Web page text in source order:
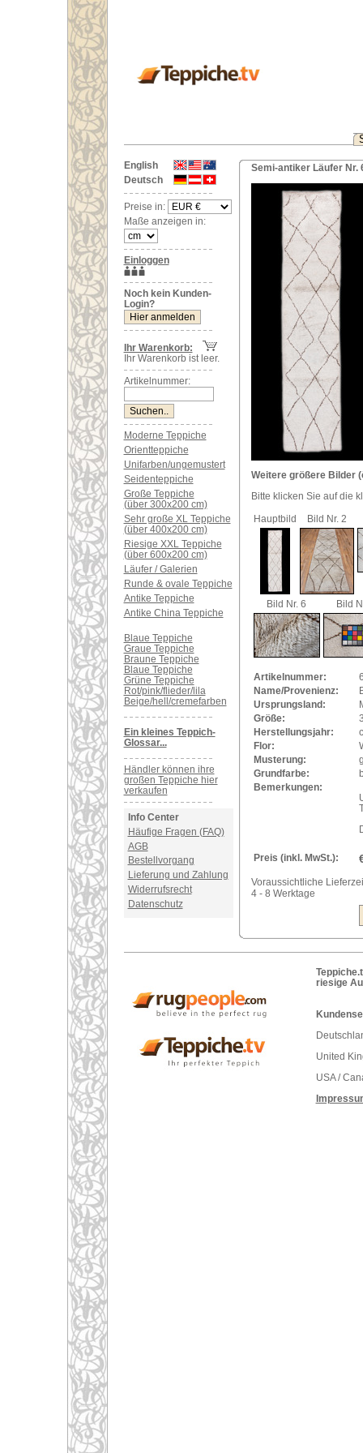
English
Deutsch
Preise in:
Maße anzeigen in:
Einloggen
Noch kein Kunden-
Login?
Ihr Warenkorb:
Ihr Warenkorb ist leer.
Artikelnummer:
Moderne Teppiche
Orientteppiche
Unifarben/ungemustert
Seidenteppiche
Große Teppiche
(über 300x200 cm)
Sehr große XL Teppiche
(über 400x200 cm)
Riesige XXL Teppiche
(über 600x200 cm)
Läufer / Galerien
Runde & ovale Teppiche
Antike Teppiche
Antike China Teppiche
Blaue Teppiche
Graue Teppiche
Braune Teppiche
Blaue Teppiche
Grüne Teppiche
Rot/pink/flieder/lila
Beige/hell/cremefarben
Ein kleines Teppich-
Glossar...
Händler können ihre
großen Teppiche hier
verkaufen
Info Center
Häufige Fragen (FAQ)
AGB
Bestellvorgang
Lieferung und Zahlung
Widerrufsrecht
Datenschutz
Semi-antiker Läufer Nr.
Weitere größere Bilder
Bitte klicken Sie auf die
Hauptbild
Bild Nr. 2
Bild Nr. 6 Bild
Artikelnummer:
Name/Provenienz:
Ursprungsland:
Größe:
Herstellungsjahr:
Flor:
Musterung:
Grundfarbe:
Bemerkungen:
Preis (inkl. MwSt.):
Voraussichtliche
4 - 8 Werktage
riesige
United
USA /